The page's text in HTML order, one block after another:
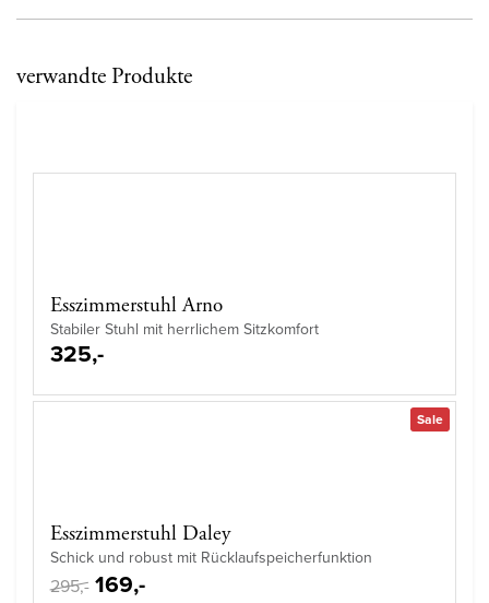
verwandte Produkte
Esszimmerstuhl Arno
Stabiler Stuhl mit herrlichem Sitzkomfort
325,-
Sale
Esszimmerstuhl Daley
Schick und robust mit Rücklaufspeicherfunktion
295,- 169,-